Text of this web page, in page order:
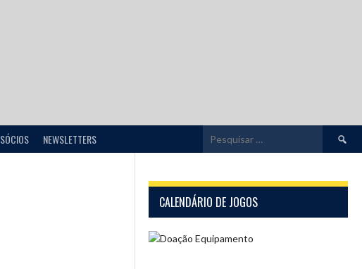
SÓCIOS NEWSLETTERS
por:
CALENDÁRIO DE JOGOS